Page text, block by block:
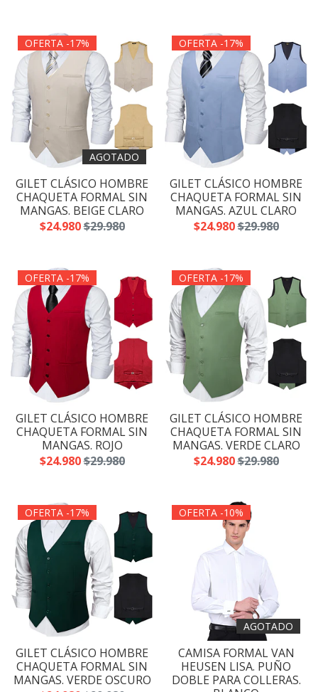
OFERTA -17%
AGOTADO
GILET CLÁSICO HOMBRE
CHAQUETA FORMAL SIN
MANGAS. BEIGE CLARO
$24.980$29.980
OFERTA -17%
GILET CLÁSICO HOMBRE
CHAQUETA FORMAL SIN
MANGAS. AZUL CLARO
$24.980$29.980
OFERTA -17%
GILET CLÁSICO HOMBRE
CHAQUETA FORMAL SIN
MANGAS. ROJO
$24.980$29.980
OFERTA -17%
GILET CLÁSICO HOMBRE
CHAQUETA FORMAL SIN
MANGAS. VERDE CLARO
$24.980$29.980
OFERTA -17%
GILET CLÁSICO HOMBRE
CHAQUETA FORMAL SIN
MANGAS. VERDE OSCURO
OFERTA -10%
AGOTADO
CAMISA FORMAL VAN
HEUSEN LISA. PUÑO
DOBLE PARA COLLERAS.